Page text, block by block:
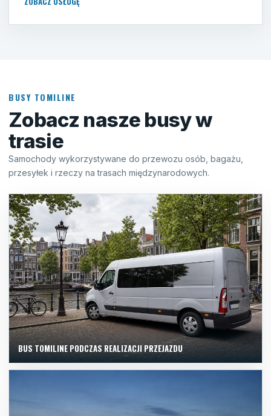
BUSY TOMILINE
Zobacz nasze busy w
trasie
Samochody wykorzystywane do przewozu osób, bagażu,
przesyłek i rzeczy na trasach międzynarodowych.
BUS TOMILINE PODCZAS REALIZACJI PRZEJAZDU